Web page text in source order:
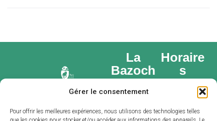
Gérer le consentement
Pour offrir les meilleures expériences, nous utilisons des technologies telles
La
Bazoch
Place du
marché,
Horaire
s
d’ouvert
Lundi : 14h –